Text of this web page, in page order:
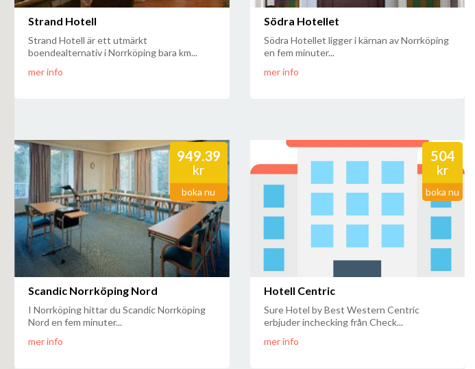
Strand Hotell
Strand Hotell är ett utmärkt
boendealternativ i Norrköping bara km...
mer info
Södra Hotellet
Södra Hotellet ligger i kärnan av Norrköping
en fem minuter...
mer info
949.39
kr
boka nu
Scandic Norrköping Nord
I Norrköping hittar du Scandic Norrköping
Nord en fem minuter...
mer info
504
kr
boka nu
Hotell Centric
Sure Hotel by Best Western Centric
erbjuder inchecking från Check...
mer info